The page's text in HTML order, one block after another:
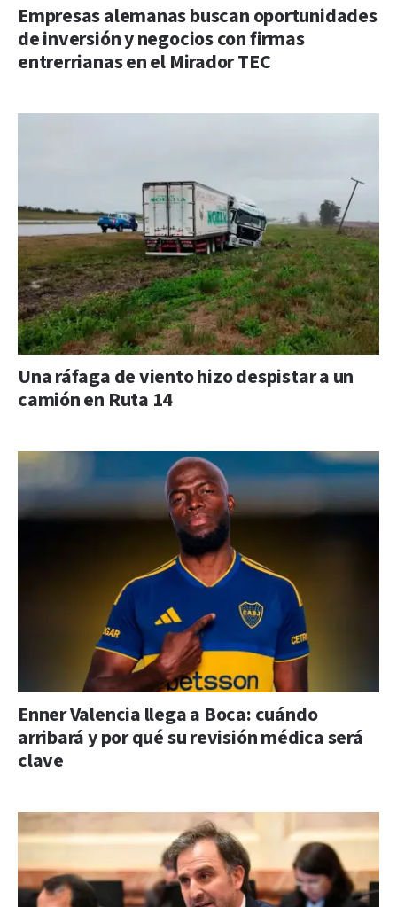
Empresas alemanas buscan oportunidades
de inversión y negocios con firmas
entrerrianas en el Mirador TEC
Una ráfaga de viento hizo despistar a un
camión en Ruta 14
Enner Valencia llega a Boca: cuándo
arribará y por qué su revisión médica será
clave